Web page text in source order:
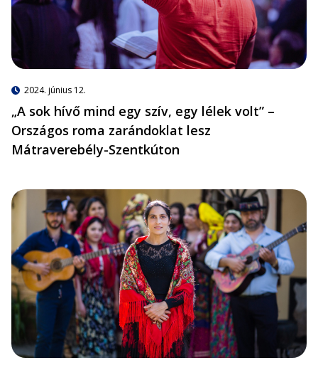
2024. június 12.
„A sok hívő mind egy szív, egy lélek volt” –
Országos roma zarándoklat lesz
Mátraverebély-Szentkúton